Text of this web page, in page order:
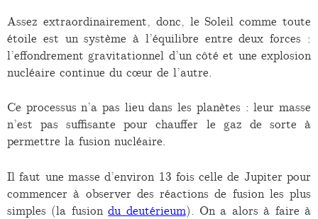
Assez extraordinairement, donc, le Soleil comme toute
étoile est un système à l’équilibre entre deux forces :
l’effondrement gravitationnel d’un côté et une explosion
nucléaire continue du cœur de l’autre.
Ce processus n’a pas lieu dans les planètes : leur masse
n’est pas suffisante pour chauffer le gaz de sorte à
permettre la fusion nucléaire.
Il faut une masse d’environ 13 fois celle de Jupiter pour
commencer à observer des réactions de fusion les plus
simples (la fusiondu deutérieum). On a alors à faire à